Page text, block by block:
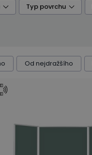
Typ povrchu
Od nejdražšího